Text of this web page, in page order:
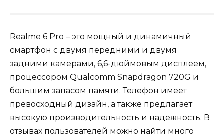
Realme 6 Pro – это мощный и динамичный
смартфон с двумя передними и двумя
задними камерами, 6,6-дюймовым дисплеем,
процессором Qualcomm Snapdragon 720G и
большим запасом памяти. Телефон имеет
превосходный дизайн, а также предлагает
высокую производительность и надежность. В
отзывах пользователей можно найти много